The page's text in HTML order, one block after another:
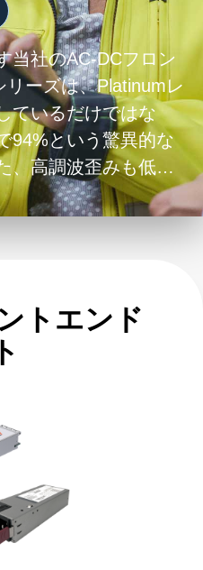
当社のAC-DCフロン
ーズは、Platinumレ
ているだけではな
94%という驚異的な
、高調波歪みも低く
準拠、UFE、HFEの
当社の多様な製品群
す。高効率、高精
、デジタル制御を特
ォールトトレランス
トエンド